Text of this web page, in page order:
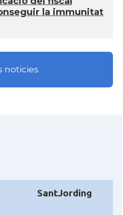
la immunitat
noticies
SantJording